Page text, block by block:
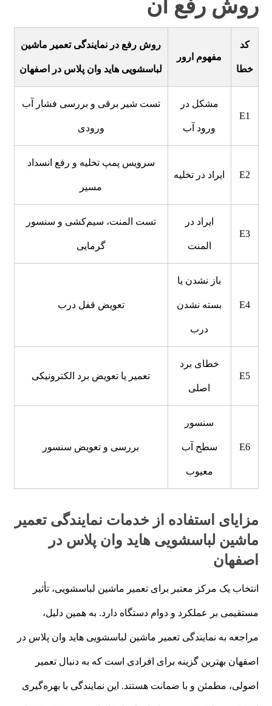
روش رفع آن
کد
خطا
مفهوم ارور
روش رفع در نمایندگی تعمیر ماشین
لباسشویی هاید وان پلاس در اصفهان
E1
مشکل در
ورود آب
تست شیر برقی و بررسی فشار آب
ورودی
E2 ایراد در تخلیه
سرویس پمپ تخلیه و رفع انسداد
مسیر
E3
ایراد در
المنت
تست المنت، سیم‌کشی و سنسور
گرمایی
E4
باز نشدن یا
بسته نشدن
درب
تعویض قفل درب
E5
خطای برد
اصلی
تعمیر یا تعویض برد الکترونیکی
E6
سنسور
سطح آب
معیوب
بررسی و تعویض سنسور
مزایای استفاده از خدمات نمایندگی تعمیر
ماشین لباسشویی هاید وان پلاس در
اصفهان
انتخاب یک مرکز معتبر برای تعمیر ماشین لباسشویی، تأثیر
مستقیمی بر عملکرد و دوام دستگاه دارد. به همین دلیل،
مراجعه به نمایندگی تعمیر ماشین لباسشویی هاید وان پلاس در
اصفهان بهترین گزینه برای افرادی است که به دنبال تعمیر
اصولی، مطمئن و با ضمانت هستند. این نمایندگی با بهره‌گیری